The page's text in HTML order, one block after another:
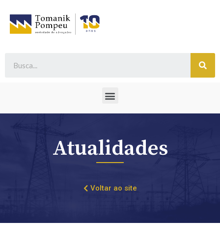
Atualidades
Voltar ao site